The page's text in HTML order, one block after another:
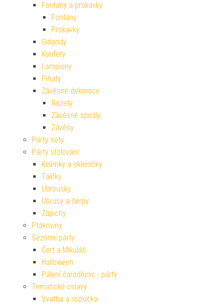
Fontány a prskavky
Fontány
Prskavky
Girlandy
Konfety
Lampiony
Piňaty
Závěsné dekorace
Rozety
Závěsné spirály
Závěsy
Párty sety
Párty stolování
Kelímky a skleničky
Talířky
Ubrousky
Ubrusy a šerpy
Zápichy
Ptákoviny
Sezónní párty
Čert a Mikuláš
Halloween
Pálení čarodějnic - párty
Tematické oslavy
Svatba a rozlučka